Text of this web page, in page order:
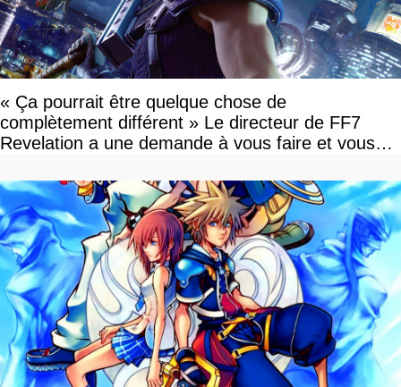
« Ça pourrait être quelque chose de
complètement différent » Le directeur de FF7
Revelation a une demande à vous faire et vous